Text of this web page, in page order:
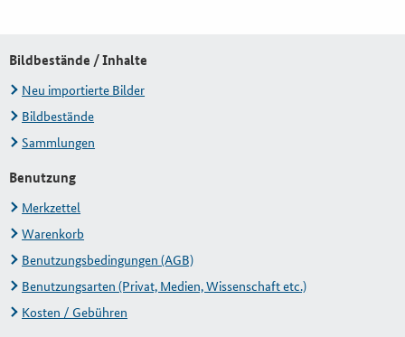
Bildbestände / Inhalte
Neu importierte Bilder
Bildbestände
Sammlungen
Benutzung
Merkzettel
Warenkorb
Benutzungsbedingungen (AGB)
Benutzungsarten (Privat, Medien, Wissenschaft etc.)
Kosten / Gebühren